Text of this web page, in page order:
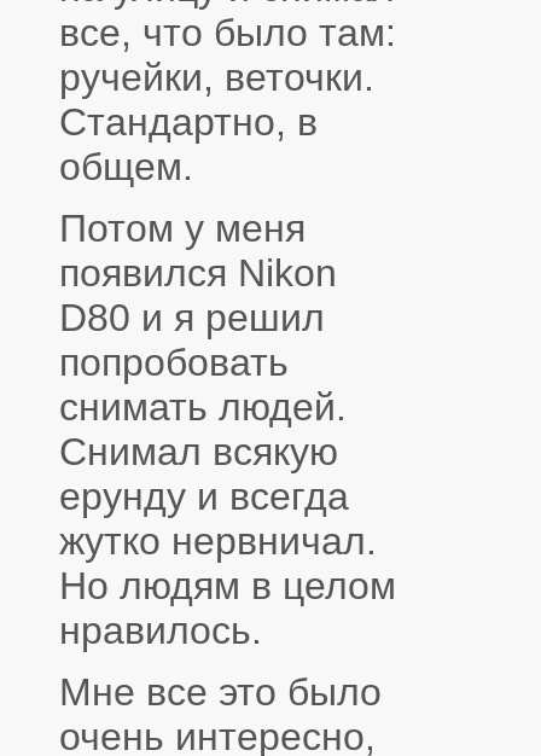
все, что было там:
ручейки, веточки.
Стандартно, в
общем.
Потом у меня
появился Nikon
D80 и я решил
попробовать
снимать людей.
Снимал всякую
ерунду и всегда
жутко нервничал.
Но людям в целом
нравилось.
Мне все это было
очень интересно,